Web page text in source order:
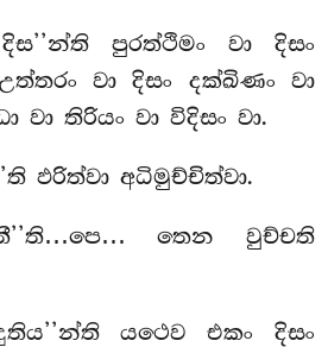
පුරත්ථිමං වා දිසං
වා දිසං දක්ඛිණං වා
වා තිරියං වා විදිසං වා.
ඵරිත්වා අධිමුච්චිත්වා.
තෙන වුච්චති
යථෙව එකං දිසං